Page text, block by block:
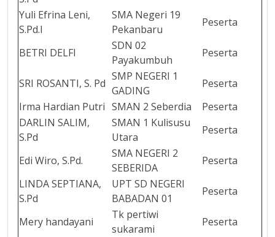
Yuli Efrina Leni,
S.Pd.I
SMA Negeri 19
Pekanbaru
Peserta
BETRI DELFI
SDN 02
Payakumbuh
Peserta
SRI ROSANTI, S. Pd
SMP NEGERI 1
GADING
Peserta
Irma Hardian Putri SMAN 2 Seberdia
Peserta
DARLIN SALIM,
S.Pd
SMAN 1 Kulisusu
Utara
Peserta
Edi Wiro, S.Pd.
SMA NEGERI 2
SEBERIDA
Peserta
LINDA SEPTIANA,
S.Pd
UPT SD NEGERI
BABADAN 01
Peserta
Mery handayani
Tk pertiwi
sukarami
Peserta